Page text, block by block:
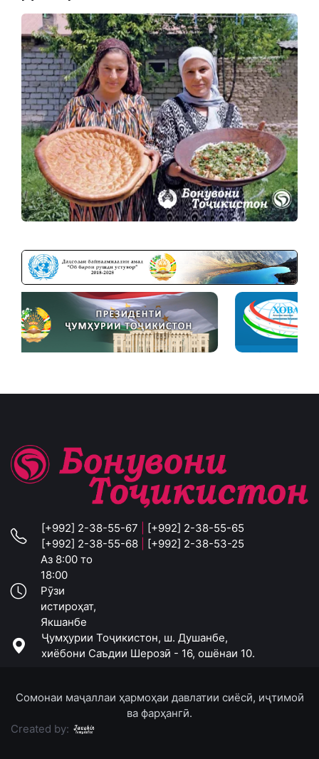
[+992] 2-38-55-67
[+992] 2-38-55-65
[+992] 2-38-55-68
[+992] 2-38-53-25
Аз 8:00 то
18:00
Рӯзи
истироҳат,
Якшанбе
Ҷумҳурии Тоҷикистон, ш. Душанбе,
хиёбони Саъдии Шерозӣ - 16, ошёнаи 10.
Сомонаи маҷаллаи ҳармоҳаи давлатии сиёсӣ, иҷтимоӣ
ва фарҳангӣ.
Created by: